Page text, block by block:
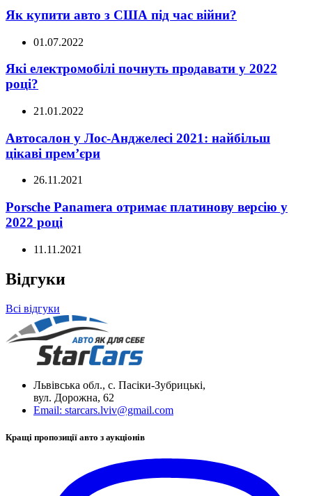
Як купити авто з США під час війни?
01.07.2022
Які електромобілі почнуть продавати у 2022
році?
21.01.2022
Автосалон у Лос-Анджелесі 2021: найбільш
цікаві прем’єри
26.11.2021
Porsche Panamera отримає платинову версію у
2022 році
11.11.2021
Відгуки
Всі відгуки
Львівська обл., с. Пасіки-Зубрицькі,
вул. Дорожна, 62
Email: starcars.lviv@gmail.com
Кращі пропозиції авто з аукціонів